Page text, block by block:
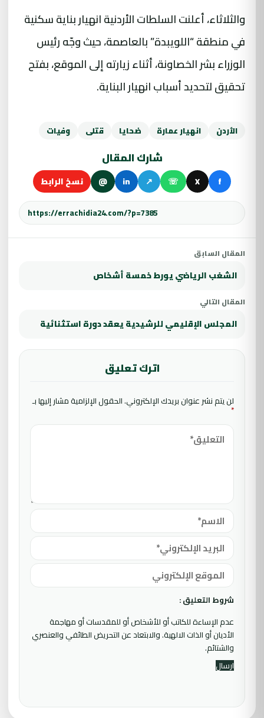
والثلاثاء، أعلنت السلطات الأردنية انهيار بناية سكنية
في منطقة “اللويبدة” بالعاصمة، حيث وجّه رئيس
الوزراء بشر الخصاونة، أثناء زيارته إلى الموقع، بفتح
تحقيق لتحديد أسباب انهيار البناية.
الأردن انهيار عمارة ضحايا قتلى وفيات
شارك المقال
f
X
☏
↗
in
@ نسخ الرابط
المقال السابق
الشغب الرياضي يورط خمسة أشخاص
المقال التالي
المجلس الإقليمي للرشيدية يعقد دورة استثنائية
اترك تعليق
لن يتم نشر عنوان بريدك الإلكتروني.الحقول الإلزامية مشار إليها بـ
*
شروط التعليق :
عدم الإساءة للكاتب أو للأشخاص أو للمقدسات أو مهاجمة
الأديان أو الذات الالهية. والابتعاد عن التحريض الطائفي والعنصري
والشتائم.